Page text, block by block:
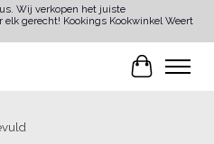
Wij verkopen het juiste
elk gerecht! Kookings Kookwinkel Weert